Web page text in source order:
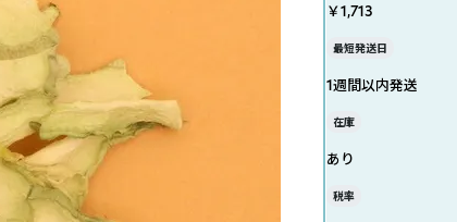
￥1,713
最短発送日
1週間以内発送
在庫
あり
税率